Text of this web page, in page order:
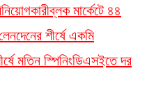
ব্লক মার্কেটে ৪৪
শীর্ষে একমি
মতিন স্পিনিংডিএসইতে দর